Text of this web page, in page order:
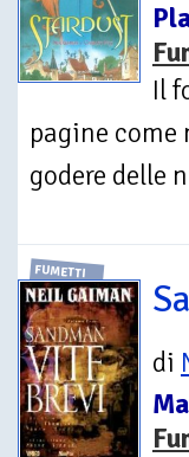
Il
pagine come
godere delle
FUMETTI
di